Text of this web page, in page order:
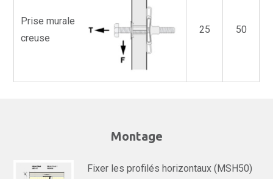
Prise murale
creuse
25 50
Montage
Fixer les profilés horizontaux (MSH50)